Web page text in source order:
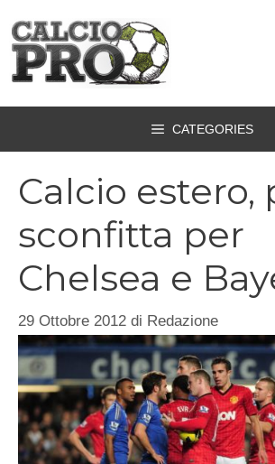
contenuto
CATEGORIES
Calcio estero,
sconfitta per
Chelsea e
29 Ottobre 2012 di Redazione